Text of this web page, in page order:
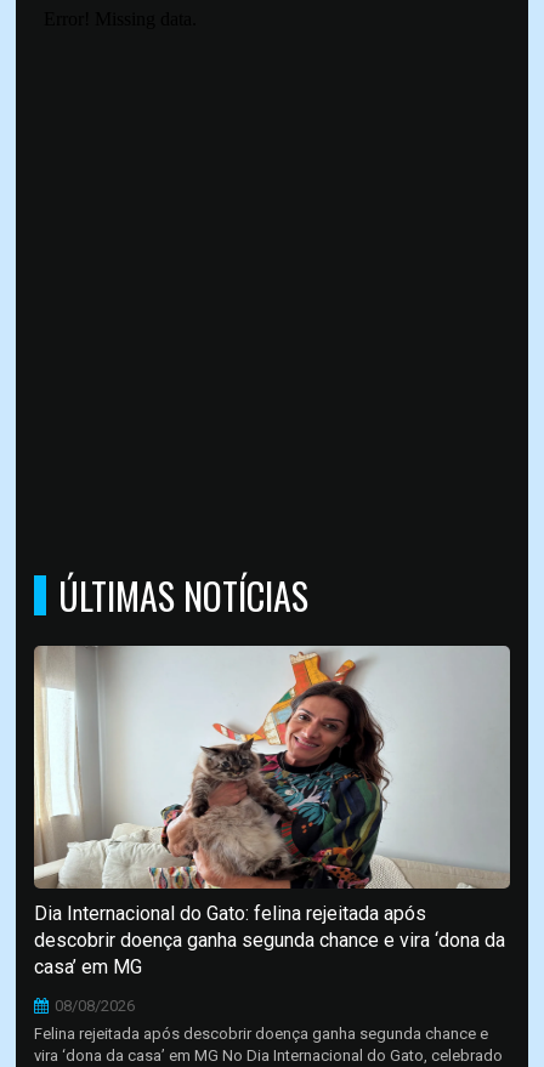
ÚLTIMAS NOTÍCIAS
Dia Internacional do Gato: felina rejeitada após
descobrir doença ganha segunda chance e vira ‘dona da
casa’ em MG
08/08/2026
Felina rejeitada após descobrir doença ganha segunda chance e
vira ‘dona da casa’ em MG No Dia Internacional do Gato, celebrado